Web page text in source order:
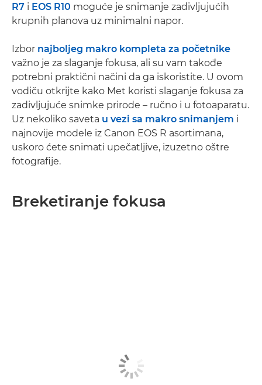
R7 i EOS R10 moguće je snimanje zadivljujućih
krupnih planova uz minimalni napor.
Izbor najboljeg makro kompleta za početnike
važno je za slaganje fokusa, ali su vam takođe
potrebni praktični načini da ga iskoristite. U ovom
vodiču otkrijte kako Met koristi slaganje fokusa za
zadivljujuće snimke prirode – ručno i u fotoaparatu.
Uz nekoliko saveta u vezi sa makro snimanjem i
najnovije modele iz Canon EOS R asortimana,
uskoro ćete snimati upečatljive, izuzetno oštre
fotografije.
Breketiranje fokusa